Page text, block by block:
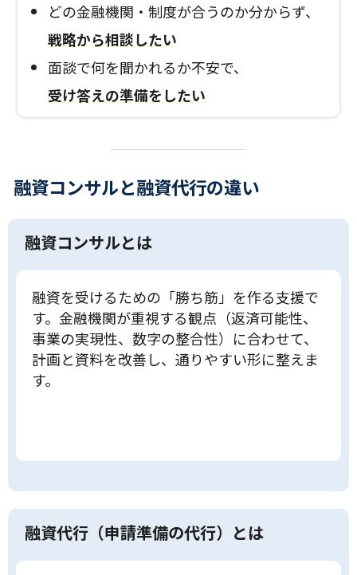
どの金融機関・制度が合うのか分からず、
戦略から相談したい
面談で何を聞かれるか不安で、
受け答えの準備をしたい
融資コンサルと融資代行の違い
融資コンサルとは
融資を受けるための「勝ち筋」を作る支援で
す。金融機関が重視する観点（返済可能性、
事業の実現性、数字の整合性）に合わせて、
計画と資料を改善し、通りやすい形に整えま
す。
融資代行（申請準備の代行）とは